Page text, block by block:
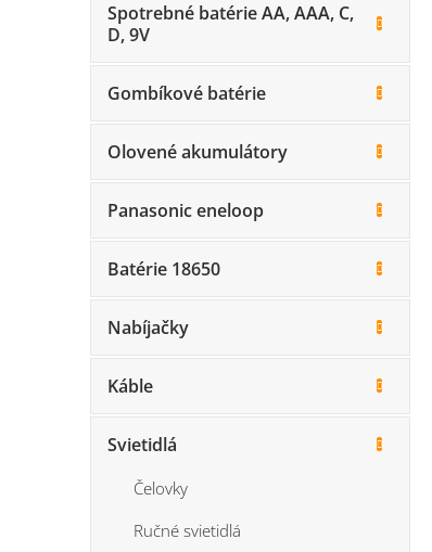
Spotrebné batérie AA, AAA, C,
D, 9V
Gombíkové batérie
Olovené akumulátory
Panasonic eneloop
Batérie 18650
Nabíjačky
Káble
Svietidlá
Čelovky
Ručné svietidlá